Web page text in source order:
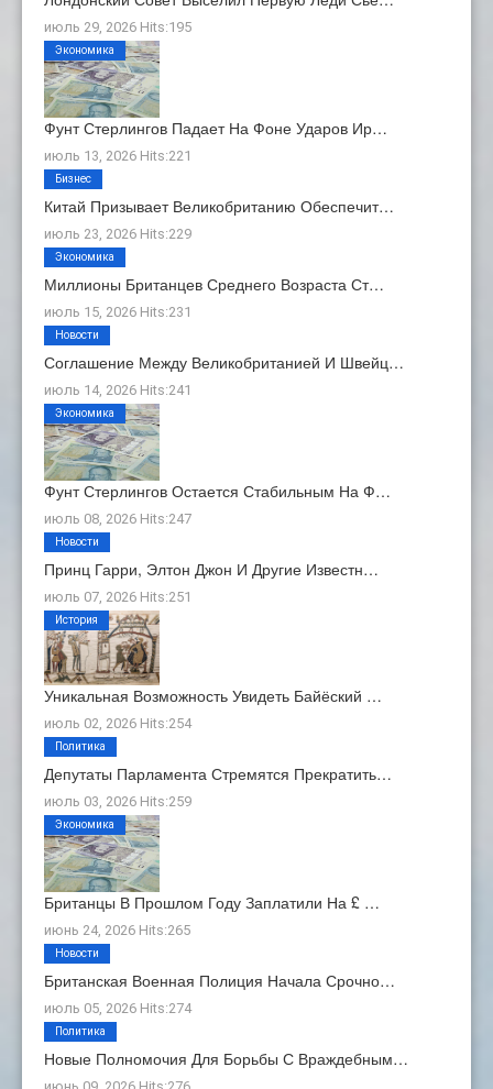
июль 29, 2026 Hits:195
Фунт Стерлингов Падает На Фоне Ударов Ир…
июль 13, 2026 Hits:221
Экономика
Китай Призывает Великобританию Обеспечит…
июль 23, 2026 Hits:229
Бизнес
Миллионы Британцев Среднего Возраста Ст…
июль 15, 2026 Hits:231
Экономика
Соглашение Между Великобританией И Швейц…
июль 14, 2026 Hits:241
Новости
Фунт Стерлингов Остается Стабильным На Ф…
июль 08, 2026 Hits:247
Экономика
Принц Гарри, Элтон Джон И Другие Известн…
июль 07, 2026 Hits:251
Новости
Уникальная Возможность Увидеть Байёский …
июль 02, 2026 Hits:254
История
Депутаты Парламента Стремятся Прекратить…
июль 03, 2026 Hits:259
Политика
Британцы В Прошлом Году Заплатили На £ …
июнь 24, 2026 Hits:265
Экономика
Британская Военная Полиция Начала Срочно…
июль 05, 2026 Hits:274
Новости
Новые Полномочия Для Борьбы С Враждебным…
Политика